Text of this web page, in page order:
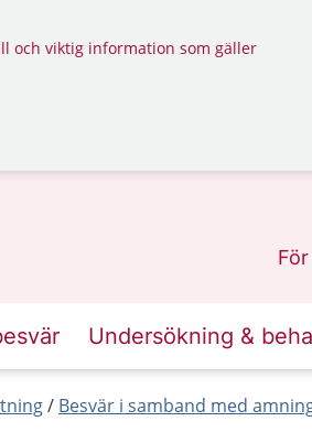
och viktig information som gäller
Undersökning &
Besvär i samband med